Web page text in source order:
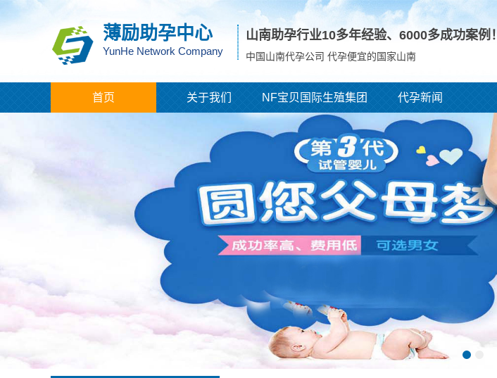
薄励助孕中心
YunHe Network Company
山南助孕行业10多年经验、 6000多成功案例！
中国山南代孕公司 代孕便宜的国家山南
首页 关于我们 NF宝贝国际生殖集团 代孕新闻